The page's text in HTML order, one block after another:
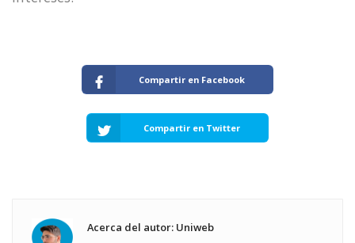
Compartir en Facebook
Compartir en Twitter
Acerca del autor: Uniweb